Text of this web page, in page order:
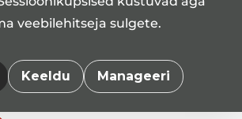
veebilehitseja sulgete.
Keeldu Manageeri